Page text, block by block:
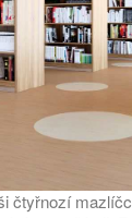
čtyřnozí